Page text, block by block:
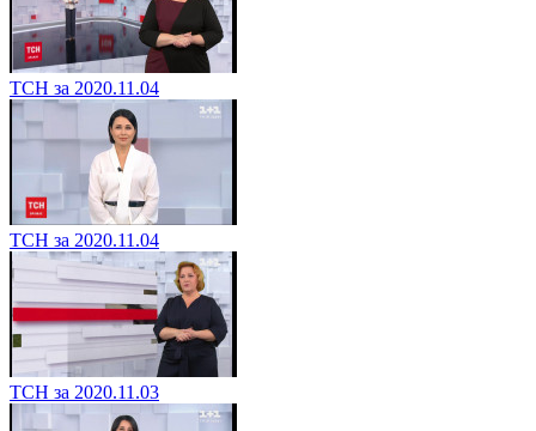
ТСН за 2020.11.04
ТСН за 2020.11.04
ТСН за 2020.11.03